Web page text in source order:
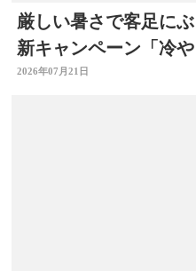
厳しい暑さで客足に
新キャンペーン「冷
た」 冷たい足湯など
2026年07月21日